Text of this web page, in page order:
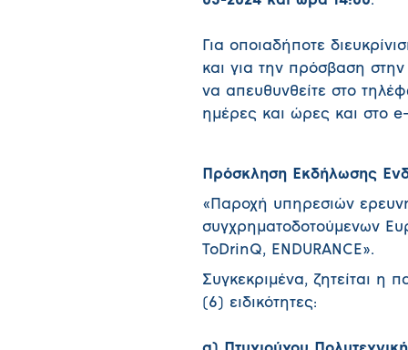
Για οποιαδήποτε
και για την πρόσβαση
να απευθυνθείτε στο
ημέρες και ώρες και στο
Πρόσκληση Εκδήλωσης
«Παροχή υπηρεσιών
συγχρηματοδοτούμενων
ToDrinQ, ENDURANCE».
Συγκεκριμένα, ζητείται η
(6) ειδικότητες: